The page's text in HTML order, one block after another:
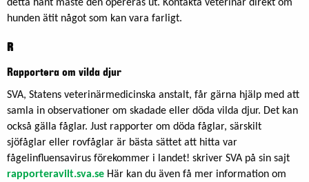
detta hänt måste den opereras ut. Kontakta veterinär direkt om
hunden ätit något som kan vara farligt.
R
Rapportera om vilda djur
SVA, Statens veterinärmedicinska anstalt, får gärna hjälp med att
samla in observationer om skadade eller döda vilda djur. Det kan
också gälla fåglar. Just rapporter om döda fåglar, särskilt
sjöfåglar eller rovfåglar är bästa sättet att hitta var
fågelinfluensavirus förekommer i landet! skriver SVA på sin sajt
rapporteravilt.sva.se Här kan du även få mer information om